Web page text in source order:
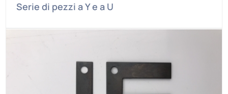
Serie di pezzi a Y e a U